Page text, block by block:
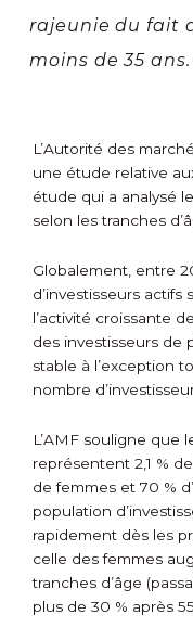
rajeunie du fait
moins de 35 ans.
L’Autorité des
une étude relative
étude qui a analysé
selon les tranches
Globalement, entre
d’investisseurs actifs
l’activité croissante
des investisseurs de
stable à l’exception
nombre
L’AMF souligne que
représentent 2,1 %
de femmes et 70 %
population
rapidement dès les
celle des femmes
tranches d’âge
plus de 30 % après 55